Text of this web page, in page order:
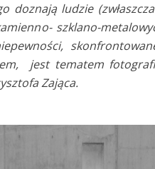
doznają ludzie
szklano-
jest tematem
Zająca.